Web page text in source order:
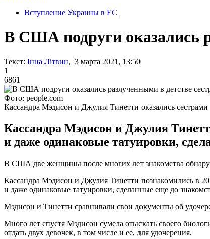
Вступление Украины в ЕС
В США подруги оказались
Текст: Інна Літвин, 3 марта 2021, 13:50
1
6861
Фото: people.com
Кассандра Мэдисон и Джулия Тинетти оказались сестрами
Кассандра Мэдисон и Джулия
и даже одинаковые татуировки,
В США две женщины после многих лет знакомства
Кассандра Мэдисон и Джулия Тинетти познакомились в
и даже одинаковые татуировки, сделанные еще до
Мэдисон и Тинетти сравнивали свои документы об
Много лет спустя Мэдисон сумела отыскать своего
отдать двух девочек, в том числе и ее, для удочерения.